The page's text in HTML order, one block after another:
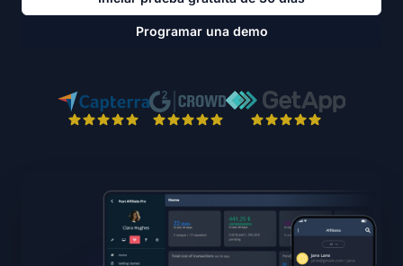
Programar una demo